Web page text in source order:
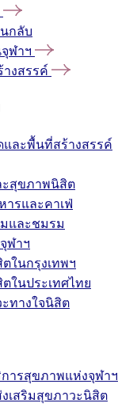
กลับ
ฬาฯ
งสรรค์
ละพื้นที่สร้างสรรค์
ะสุขภาพนิสิต
ารและคาเฟ่
และชมรม
ฬาฯ
ในกรุงเทพฯ
ในประเทศไทย
ทางใจนิสิต
ารสุขภาพแห่งจุฬาฯ
เสริมสุขภาวะนิสิต